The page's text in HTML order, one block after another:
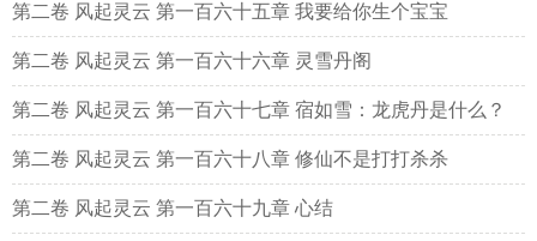
第二卷 风起灵云 第一百六十五章 我要给你生个宝宝
第二卷 风起灵云 第一百六十六章 灵雪丹阁
第二卷 风起灵云 第一百六十七章 宿如雪：龙虎丹是什么？
第二卷 风起灵云 第一百六十八章 修仙不是打打杀杀
第二卷 风起灵云 第一百六十九章 心结